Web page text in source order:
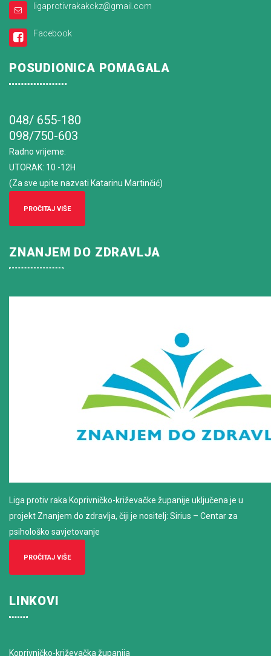
ligaprotivrakakckz@gmail.com
Facebook
POSUDIONICA POMAGALA
048/ 655-180
098/750-603
Radno vrijeme:
UTORAK: 10 -12H
(Za sve upite nazvati Katarinu Martinčić)
PROČITAJ VIŠE
ZNANJEM DO ZDRAVLJA
Liga protiv raka Koprivničko-križevačke županije uključena je u
projekt Znanjem do zdravlja, čiji je nositelj: Sirius – Centar za
psihološko savjetovanje
PROČITAJ VIŠE
LINKOVI
Koprivničko-križevačka županija